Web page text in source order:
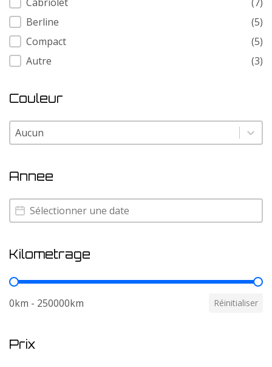
Berline
(5)
Compact
(5)
Autre
(3)
Couleur
Couleur
Couleur
Annee
Annee
Annee
Kilometrage
Kilometrage
0km - 250000km Réinitialiser
Prix